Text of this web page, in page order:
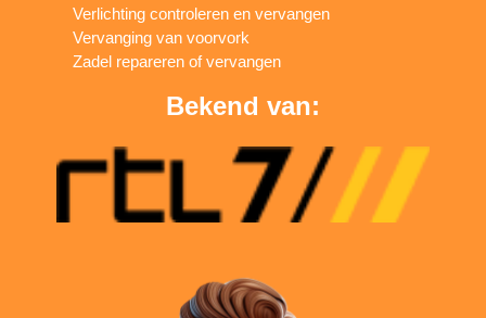
Verlichting controleren en vervangen
Vervanging van voorvork
Zadel repareren of vervangen
Bekend van: